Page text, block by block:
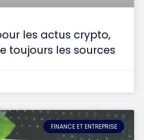
les actus crypto,
toujours les sources
FINANCE ET ENTREPRISE